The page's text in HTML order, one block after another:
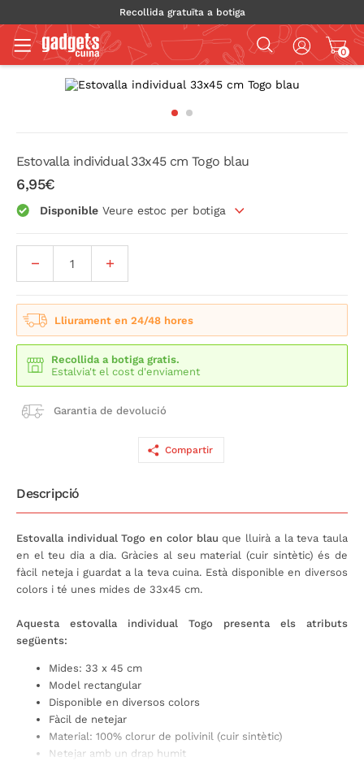
Recollida gratuïta a botiga
0
Estovalla individual 33x45 cm Togo blau
6,95€
Disponible Veure estoc per botiga
Lliurament en 24/48 hores
Recollida a botiga gratis.
Estalvia't el cost d'enviament
Garantia de devolució
Compartir
Descripció
Estovalla individual Togo en color blau que lluirà a la teva taula
en el teu dia a dia. Gràcies al seu material (cuir sintètic) és de
fàcil neteja i guardat a la teva cuina. Està disponible en diversos
colors i té unes mides de 33x45 cm.
Aquesta estovalla individual Togo presenta els atributs
següents:
Mides: 33 x 45 cm
Model rectangular
Disponible en diversos colors
Fàcil de netejar
Material: 100% clorur de polivinil (cuir sintètic)
Netejar amb un drap humit